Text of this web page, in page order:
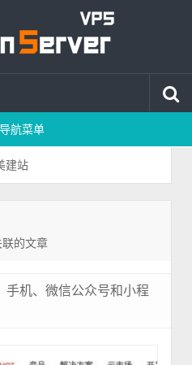
导航菜单
建站
联的文章
手机、微信公众号和小程